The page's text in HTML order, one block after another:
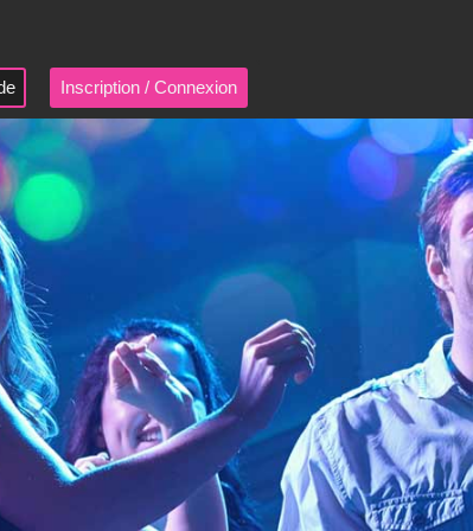
Inscription / Connexion